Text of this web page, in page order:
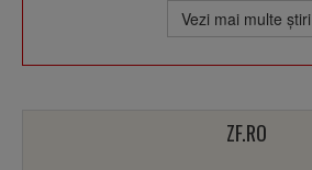
Vezi mai multe ştiri
ZF.RO